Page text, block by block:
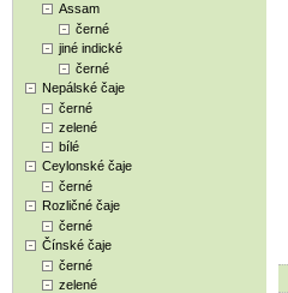
Assam
černé
jiné indické
černé
Nepálské čaje
černé
zelené
bílé
Ceylonské čaje
černé
Rozličné čaje
černé
Čínské čaje
černé
zelené